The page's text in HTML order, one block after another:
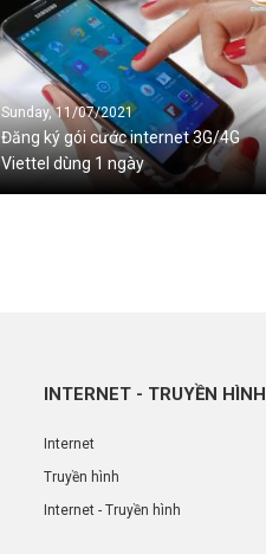
Sunday, 11/07/2021
Đăng ký gói cước internet 3G/4G
Viettel dùng 1 ngày
INTERNET - TRUYỀN HÌNH
Internet
Truyền hình
Internet - Truyền hình